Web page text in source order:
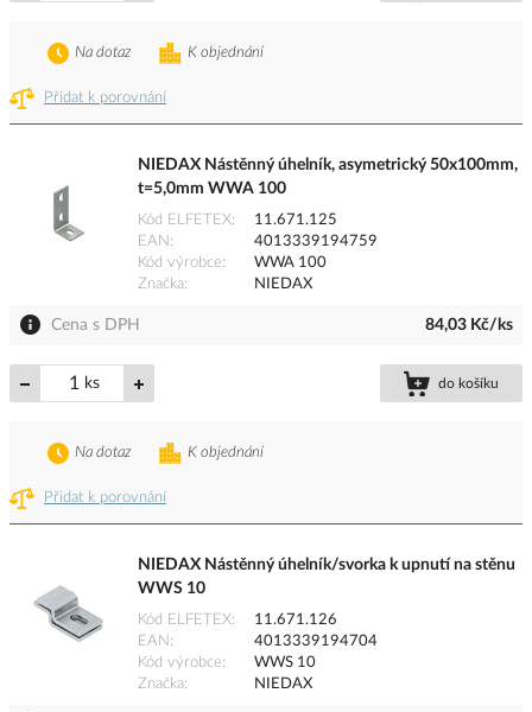
Přidat k porovnání
K objednání
Na dotaz
NIEDAX Nástěnný úhelník, asymetrický 50x100mm,
t=5,0mm WWA 100
Kód ELFETEX
11.671.125
EAN
4013339194759
Kód výrobce
WWA 100
Značka
NIEDAX
Cena s DPH 84,03 Kč/ks
ks do košíku
Přidat k porovnání
K objednání
Na dotaz
NIEDAX Nástěnný úhelník/svorka k upnutí na stěnu
WWS 10
Kód ELFETEX
11.671.126
EAN
4013339194704
Kód výrobce
WWS 10
Značka
NIEDAX